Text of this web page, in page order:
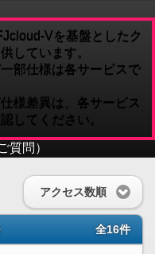
Vを基盤としたク
しています。
部仕様は各サービスで
様差異は、各サービス
してください。
質問）
アクセス数順
全16件